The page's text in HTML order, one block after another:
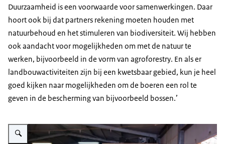
Duurzaamheid is een voorwaarde voor samenwerkingen. Daar
hoort ook bij dat partners rekening moeten houden met
natuurbehoud en het stimuleren van biodiversiteit. Wij hebben
ook aandacht voor mogelijkheden om met de natuur te
werken, bijvoorbeeld in de vorm van agroforestry. En als er
landbouwactiviteiten zijn bij een kwetsbaar gebied, kun je heel
goed kijken naar mogelijkheden om de boeren een rol te
geven in de bescherming van bijvoorbeeld bossen.’
Vergroot afbeelding MDK Flowers & Greens heeft de prijs Ondernemer